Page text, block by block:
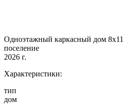
Одноэтажный каркасный дом 8х11
поселение
2026 г.
Характеристики:
тип
дом